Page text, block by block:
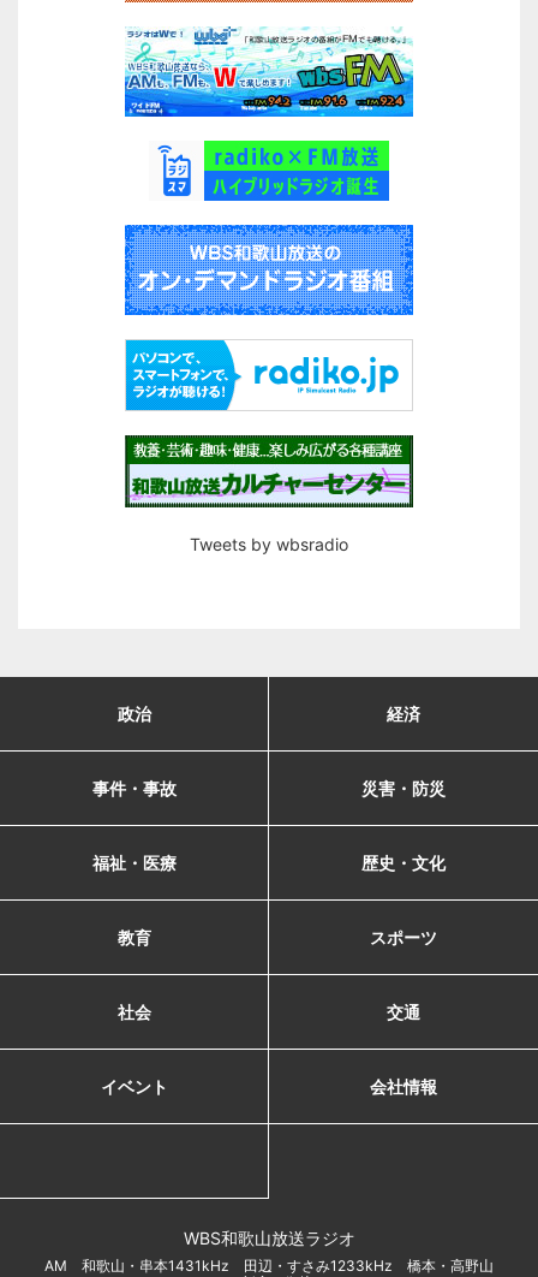
Tweets by wbsradio
政治 経済
事件・事故 災害・防災
福祉・医療 歴史・文化
教育 スポーツ
社会 交通
イベント 会社情報
WBS和歌山放送ラジオ
AM 和歌山・串本1431kHz 田辺・すさみ1233kHz 橋本・高野山